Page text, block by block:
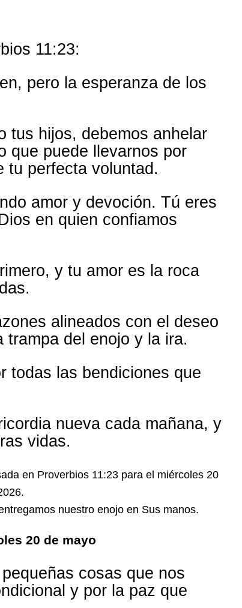
11:23:
pero la esperanza de los
tus hijos, debemos anhelar
que puede llevarnos por
tu perfecta voluntad.
amor y devoción. Tú eres
en quien confiamos
y tu amor es la roca
alineados con el deseo
del enojo y la ira.
todas las bendiciones que
nueva cada mañana, y
vidas.
nuestro enojo en Sus manos.
20 de mayo
cosas que nos
y por la paz que